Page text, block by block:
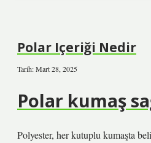
Polar Içeriği Nedir
Tarih: Mart 28, 2025
Polar kumaş
Polyester, her kutuplu kumaşta